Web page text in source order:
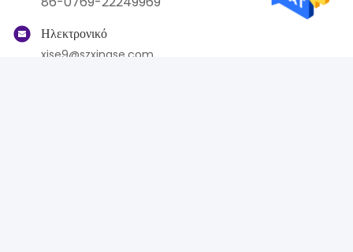
Ηλεκτρονικό
xise9@szxingse.com